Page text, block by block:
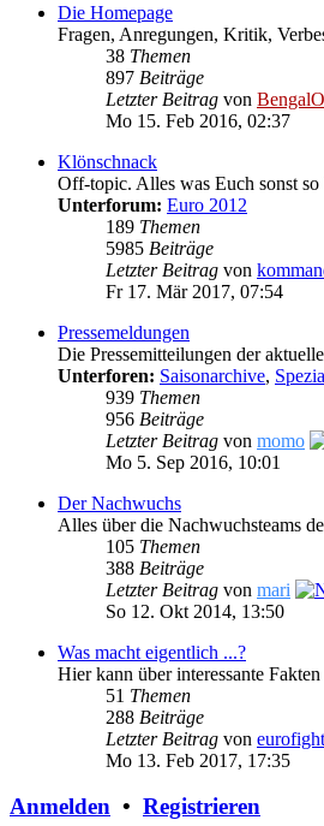
Die Homepage
Fragen, Anregungen, Kritik,
38 Themen
897 Beiträge
Letzter Beitrag von
Mo 15. Feb 2016, 02:37
Klönschnack
Off-topic. Alles was Euch sonst
Unterforum: Euro 2012
189 Themen
5985 Beiträge
Letzter Beitrag von
Fr 17. Mär 2017, 07:54
Pressemeldungen
Die Pressemitteilungen der
Unterforen: Saisonarchive,
939 Themen
956 Beiträge
Letzter Beitrag von momo
Mo 5. Sep 2016, 10:01
Der Nachwuchs
Alles über die Nachwuchsteams
105 Themen
388 Beiträge
Letzter Beitrag von mari
So 12. Okt 2014, 13:50
Was macht eigentlich ...?
Hier kann über interessante
51 Themen
288 Beiträge
Letzter Beitrag von
Mo 13. Feb 2017, 17:35
Anmelden • Registrieren